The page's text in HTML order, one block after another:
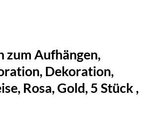
zum Aufhängen,
Dekoration,
Rosa, Gold, 5 Stück ,